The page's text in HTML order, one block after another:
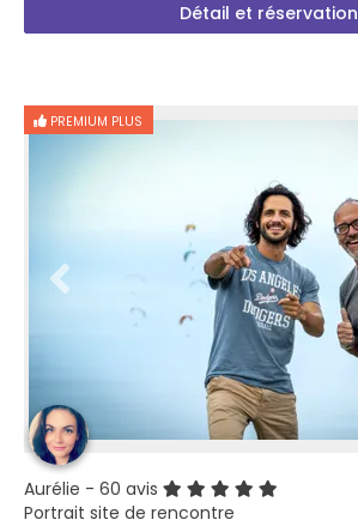
Détail et réservation
PREMIUM PLUS
Aurélie - 60 avis
Portrait site de rencontre